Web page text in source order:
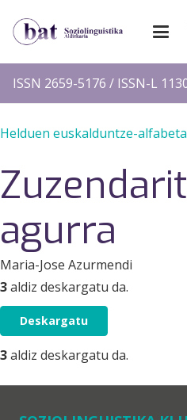
ISSN 2659-5176 / ISSN-L
Helduen euskalduntze-
agurra
Maria-Jose Azurmendi
3aldiz deskargatu da.
Deskargatu
3aldiz deskargatu da.